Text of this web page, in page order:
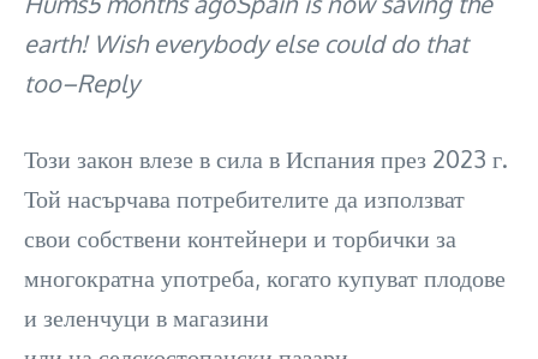
earth! Wish everybody else could do that
too–Reply
Този закон влезе в сила в Испания през 2023 г.
Той насърчава потребителите да използват
свои собствени контейнери и торбички за
многократна употреба, когато купуват плодове
и зеленчуци в магазини